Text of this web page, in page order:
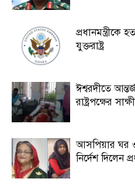
প্রধানমন্ত্রীকে
যুক্তরাষ্ট্র
ঈশ্বরদীতে
রাষ্ট্রপক্ষের
আসপিয়ার ঘর ও
নির্দেশ দিলেন